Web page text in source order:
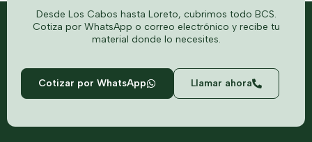
Desde Los Cabos hasta Loreto, cubrimos todo BCS.
Cotiza por WhatsApp o correo electrónico y recibe tu
material donde lo necesites.
Cotizar por WhatsApp Llamar ahora